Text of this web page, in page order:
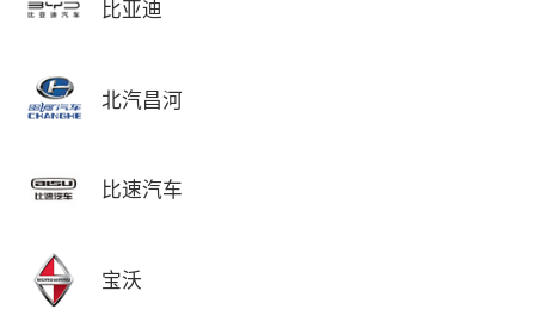
比亚迪
北汽昌河
比速汽车
宝沃